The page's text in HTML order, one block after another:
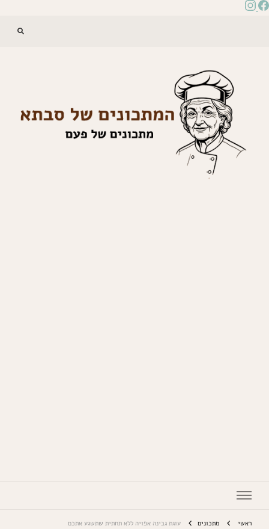
ראשי מתכונים עוגת גבינה אפויה ללא תחתית שתשגע אתכם